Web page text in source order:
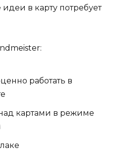
в карту потребует
работать в
картами в режиме